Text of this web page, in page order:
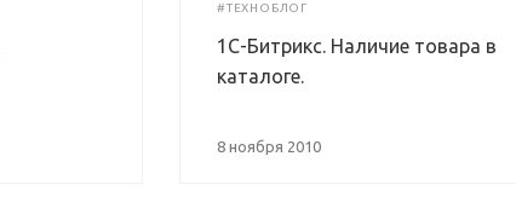
#ТЕХНОБЛОГ
1С-Битрикс. Наличие товара в
каталоге.
8 ноября 2010